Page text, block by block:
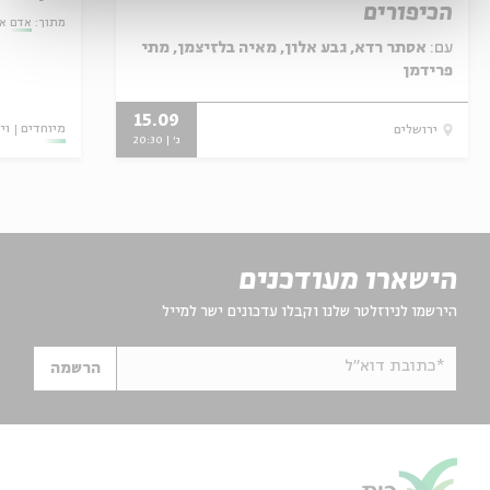
הכיפורים
עם: אסתר רדא, גבע אלון, מאיה בלזיצמן, מתי
פרידמן
ירושלים 15.09
ג' | 20:30
מתוך: אדם
מיוחדים
הישארו מעודכנים
הירשמו לניוזלטר שלנו וקבלו עדכונים ישר למייל
*כתובת דוא"ל הרשמה